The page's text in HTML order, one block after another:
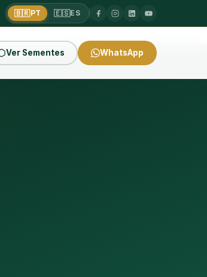
🇧🇷PT 🇪🇸ES
Ver Sementes WhatsApp